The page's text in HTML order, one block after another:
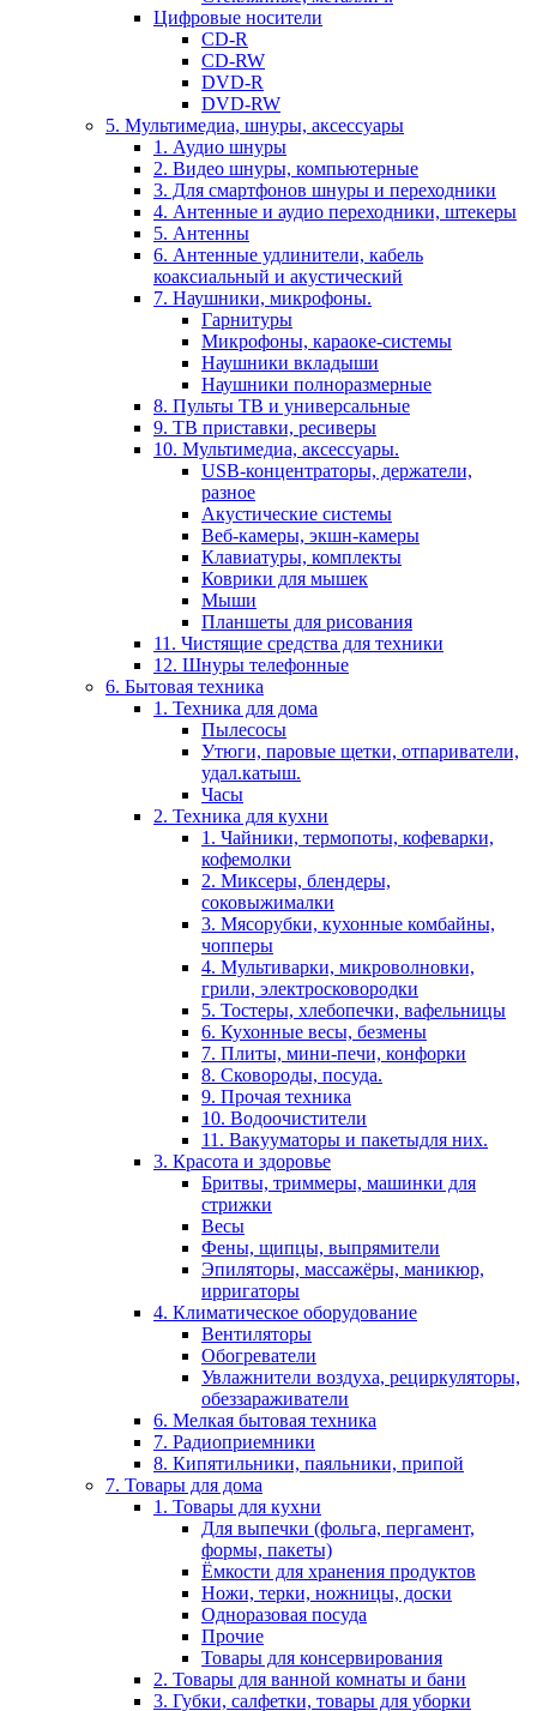
Цифровые носители
CD-R
CD-RW
DVD-R
DVD-RW
5. Мультимедиа, шнуры, аксессуары
1. Аудио шнуры
2. Видео шнуры, компьютерные
3. Для смартфонов шнуры и переходники
4. Антенные и аудио переходники, штекеры
5. Антенны
6. Антенные удлинители, кабель
коаксиальный и акустический
7. Наушники, микрофоны.
Гарнитуры
Микрофоны, караоке-системы
Наушники вкладыши
Наушники полноразмерные
8. Пульты ТВ и универсальные
9. ТВ приставки, ресиверы
10. Мультимедиа, аксессуары.
USB-концентраторы, держатели,
разное
Акустические системы
Веб-камеры, экшн-камеры
Клавиатуры, комплекты
Коврики для мышек
Мыши
Планшеты для рисования
11. Чистящие средства для техники
12. Шнуры телефонные
6. Бытовая техника
1. Техника для дома
Пылесосы
Утюги, паровые щетки, отпариватели,
удал.катыш.
Часы
2. Техника для кухни
1. Чайники, термопоты, кофеварки,
кофемолки
2. Миксеры, блендеры,
соковыжималки
3. Мясорубки, кухонные комбайны,
чопперы
4. Мультиварки, микроволновки,
грили, электросковородки
5. Тостеры, хлебопечки, вафельницы
6. Кухонные весы, безмены
7. Плиты, мини-печи, конфорки
8. Сковороды, посуда.
9. Прочая техника
10. Водоочистители
11. Вакууматоры и пакетыдля них.
3. Красота и здоровье
Бритвы, триммеры, машинки для
стрижки
Весы
Фены, щипцы, выпрямители
Эпиляторы, массажёры, маникюр,
ирригаторы
4. Климатическое оборудование
Вентиляторы
Обогреватели
Увлажнители воздуха, рециркуляторы,
обеззараживатели
6. Мелкая бытовая техника
7. Радиоприемники
8. Кипятильники, паяльники, припой
7. Товары для дома
1. Товары для кухни
Для выпечки (фольга, пергамент,
формы, пакеты)
Ёмкости для хранения продуктов
Ножи, терки, ножницы, доски
Одноразовая посуда
Прочие
Товары для консервирования
2. Товары для ванной комнаты и бани
3. Губки, салфетки, товары для уборки